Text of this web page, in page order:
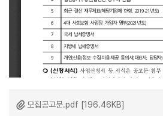
모집공고문.pdf [196.46KB]